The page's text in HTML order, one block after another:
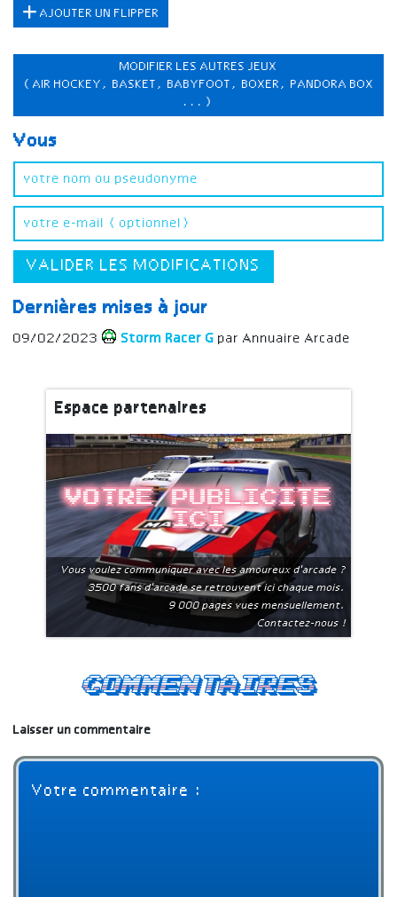
AJOUTER UN FLIPPER
MODIFIER LES AUTRES JEUX
(AIR HOCKEY, BASKET, BABYFOOT, BOXER, PANDORA BOX
...)
Vous
VALIDER LES MODIFICATIONS
Dernières mises à jour
09/02/2023 Storm Racer G par Annuaire Arcade
Espace partenaires
Votre publicite
ici
Vous voulez communiquer avec les amoureux d'arcade ?
3500 fans d'arcade se retrouvent ici chaque mois.
9 000 pages vues mensuellement.
Contactez-nous !
Commentaires
Laisser un commentaire